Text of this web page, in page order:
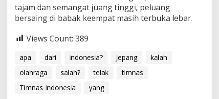
tajam dan semangat juang tinggi, peluang
bersaing di babak keempat masih terbuka lebar.
Views Count: 389
apa dari indonesia? Jepang
kalah
olahraga
salah? telak
timnas
Timnas Indonesia
yang